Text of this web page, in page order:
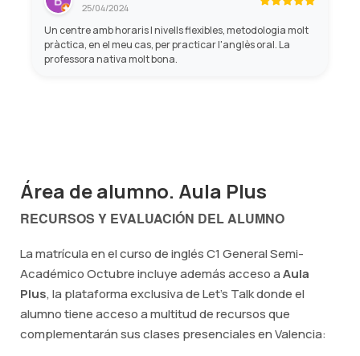
25/04/2024
Un centre amb horaris I nivells flexibles, metodologia molt
pràctica, en el meu cas, per practicar l'anglès oral. La
professora nativa molt bona.
Área de alumno. Aula Plus
RECURSOS Y EVALUACIÓN DEL ALUMNO
La matrícula en el curso de inglés C1 General Semi-
Académico Octubre incluye además acceso aAula
Plus, la plataforma exclusiva de Let's Talk donde el
alumno tiene acceso a multitud de recursos que
complementarán sus clases presenciales en Valencia: